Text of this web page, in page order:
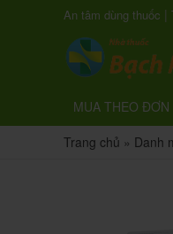
An tâm dùng thuốc |
MUA THEO ĐƠN
Trang chủ » Danh